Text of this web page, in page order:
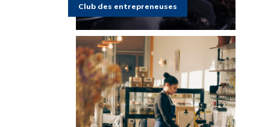
Club des entrepreneuses